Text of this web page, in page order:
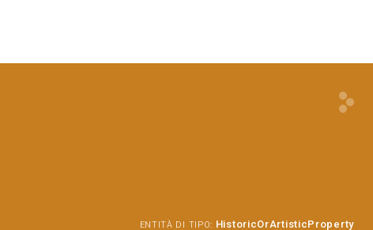
ENTITÀ DI TIPO: HistoricOrArtisticProperty